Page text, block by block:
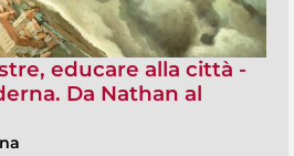
educare alla città -
Da Nathan al